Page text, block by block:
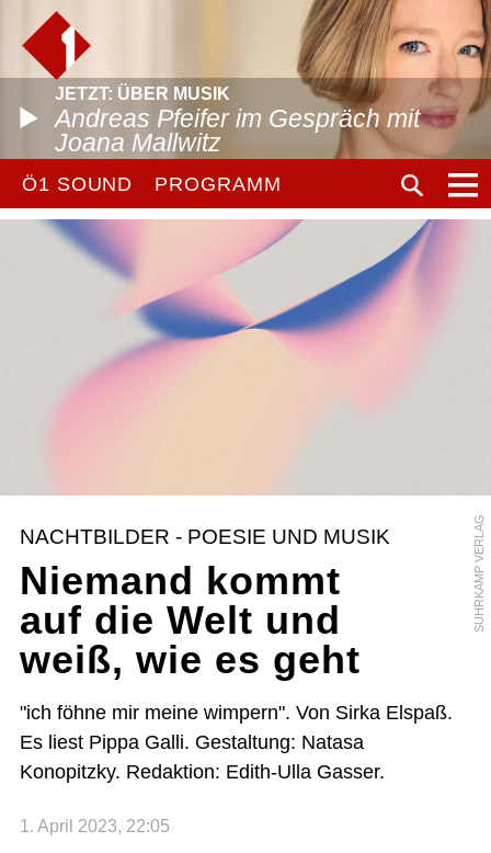
JETZT: ÜBER MUSIK
Andreas Pfeifer im Gespräch mit
Joana Mallwitz
Ö1 SOUND PROGRAMM
SUHRKAMP VERLAG
NACHTBILDER - POESIE UND MUSIK
Niemand kommt
auf die Welt und
weiß, wie es geht
"ich föhne mir meine wimpern". Von Sirka Elspaß.
Es liest Pippa Galli. Gestaltung: Natasa
Konopitzky. Redaktion: Edith-Ulla Gasser.
1. April 2023, 22:05